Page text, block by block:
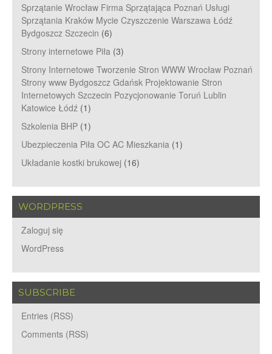
Sprzątanie Wrocław Firma Sprzątająca Poznań Usługi
Sprzątania Kraków Mycie Czyszczenie Warszawa Łódź
Bydgoszcz Szczecin (6)
Strony internetowe Piła (3)
Strony Internetowe Tworzenie Stron WWW Wrocław Poznań
Strony www Bydgoszcz Gdańsk Projektowanie Stron
Internetowych Szczecin Pozycjonowanie Toruń Lublin
Katowice Łódź (1)
Szkolenia BHP (1)
Ubezpieczenia Piła OC AC Mieszkania (1)
Układanie kostki brukowej (16)
WORDPRESS
Zaloguj się
WordPress
SUBSCRIBE
Entries (RSS)
Comments (RSS)